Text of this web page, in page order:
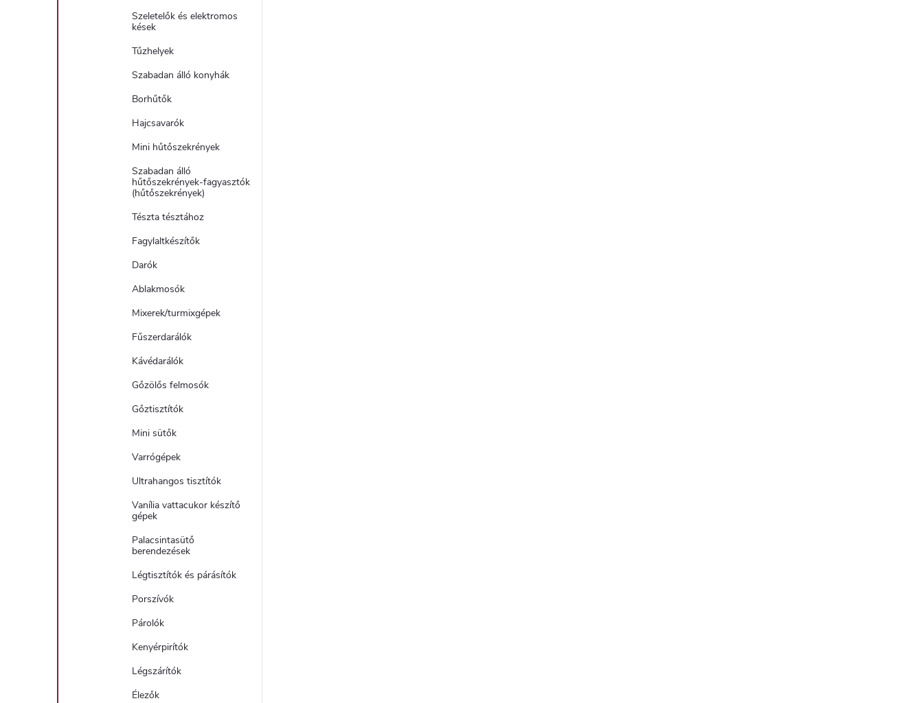
Szeletelők és elektromos
kések
Tűzhelyek
Szabadan álló konyhák
Borhűtők
Hajcsavarók
Mini hűtőszekrények
Szabadan álló
hűtőszekrények-fagyasztók
(hűtőszekrények)
Tészta tésztához
Fagylaltkészítők
Darók
Ablakmosók
Mixerek/turmixgépek
Fűszerdarálók
Kávédarálók
Gőzölős felmosók
Gőztisztítók
Mini sütők
Varrógépek
Ultrahangos tisztítók
Vanília vattacukor készítő
gépek
Palacsintasütő
berendezések
Légtisztítók és párásítók
Porszívók
Párolók
Kenyérpirítók
Légszárítók
Élezők